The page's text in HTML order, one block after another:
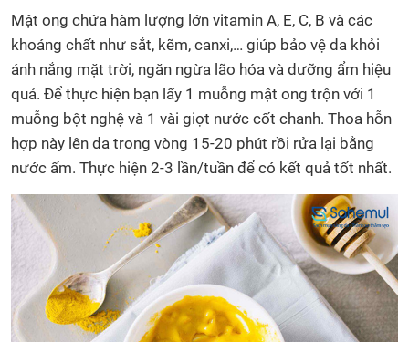
Mật ong chứa hàm lượng lớn vitamin A, E, C, B và các
khoáng chất như sắt, kẽm, canxi,… giúp bảo vệ da khỏi
ánh nắng mặt trời, ngăn ngừa lão hóa và dưỡng ẩm hiệu
quả. Để thực hiện bạn lấy 1 muỗng mật ong trộn với 1
muỗng bột nghệ và 1 vài giọt nước cốt chanh. Thoa hỗn
hợp này lên da trong vòng 15-20 phút rồi rửa lại bằng
nước ấm. Thực hiện 2-3 lần/tuần để có kết quả tốt nhất.